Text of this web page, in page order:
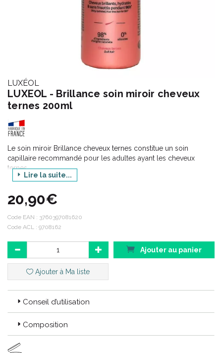
LUXÉOL
LUXEOL - Brillance soin miroir cheveux
ternes 200ml
Le soin miroir Brillance cheveux ternes constitue un soin
capillaire recommandé pour les adultes ayant les cheveux
ternes.
Il est formulé à base : de dérivés de sucre, d’extrait d’algue
brune, d’huile de macadamia, de vinaigre de cidre qui
nourrissent et lissent la fibre capillaire, gainent les cheveux,
souplesse et brillance miroir, disciplinent la chevelure sans effet
Lire la suite...
20,90€
Code EAN : 3760397081620
Code ACL : 9708162
Ajouter au panier
Ajouter à Ma liste
Conseil d’utilisation
Composition